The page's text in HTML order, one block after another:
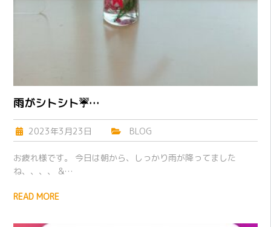
雨がシトシト☔…
2023年3月23日 BLOG
お疲れ様です。 今日は朝から、しっかり雨が降ってました
ね、、、、 &…
READ MORE